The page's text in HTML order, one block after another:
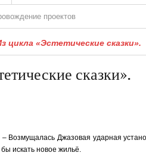
проектов
цикла «Эстетические сказки».
сказки».
Джазовая ударная
искать новое жильё.